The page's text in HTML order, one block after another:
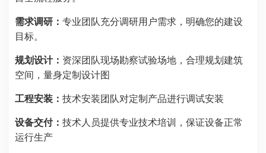
需求调研： 专业团队充分调研用户需求，明确您的建设
目标。
规划设计： 资深团队现场勘察试验场地，合理规划建筑
空间，量身定制设计图
工程安装： 技术安装团队对定制产品进行调试安装
设备交付： 技术人员提供专业技术培训，保证设备正常
运行生产